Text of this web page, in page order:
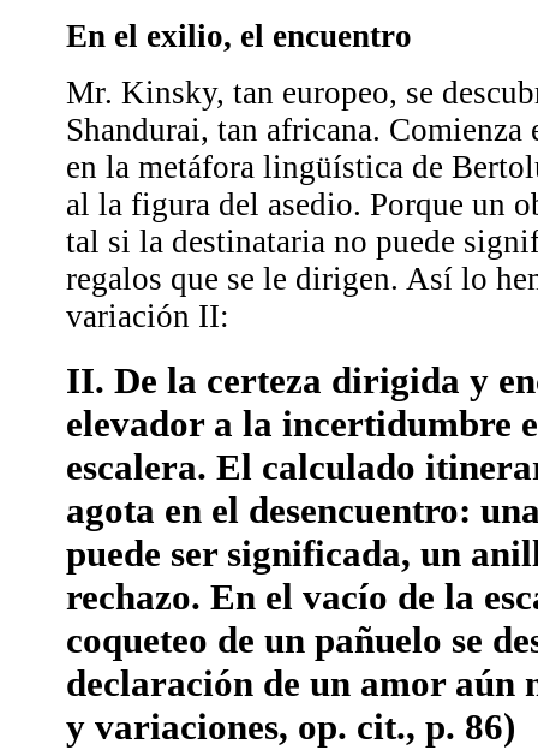
En el exilio, el encuentro
Mr. Kinsky, tan europeo, se
Shandurai, tan africana. Comienza
en la metáfora lingüística de
al la figura del asedio. Porque un
tal si la destinataria no puede
regalos que se le dirigen. Así lo
variación II:
II. De la certeza dirigida y
elevador a la incertidumbre
escalera. El calculado
agota en el desencuentro:
puede ser significada, un
rechazo. En el vacío de la
coqueteo de un pañuelo se
declaración de un amor aún
y variaciones, op. cit., p. 86)